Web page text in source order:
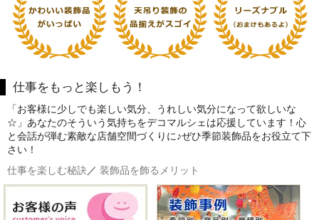
仕事をもっと楽しもう！
「お客様に少しでも楽しい気分、うれしい気分になって欲しいな
☆」あなたのそういう気持ちをデコマルシェは応援しています！心
と会話が弾む素敵な店舗空間づくりに♪ぜひ季節装飾品をお役立て下
さい！
仕事を楽しむ秘訣／ 装飾品を飾るメリット